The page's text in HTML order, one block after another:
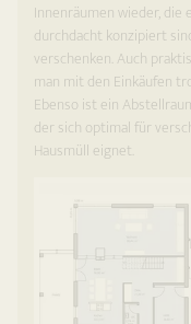
Innenräumen wieder,
durchdacht konzipiert
verschenken. Auch
man mit den Einkäufen
Ebenso ist ein
der sich optimal für
Hausmüll eignet.